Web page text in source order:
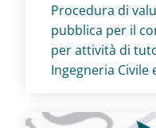
Titolo card :
Procedura di
pubblica per il
per attività di
Ingegneria Civile